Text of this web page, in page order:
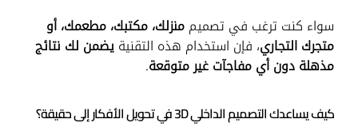
سواء كنت ترغب في تصميممنزلك، مكتبك، مطعمك، أو
متجرك التجاري، فإن استخدام هذه التقنيةيضمن لك نتائج
مذهلة دون أي مفاجآت غير متوقعة.
كيف يساعدك التصميم الداخلي 3D في تحويل الأفكار إلى حقيقة؟